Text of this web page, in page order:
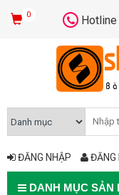
0 Hotline
ĐĂNG NHẬP ĐĂNG
DANH MỤC SẢN